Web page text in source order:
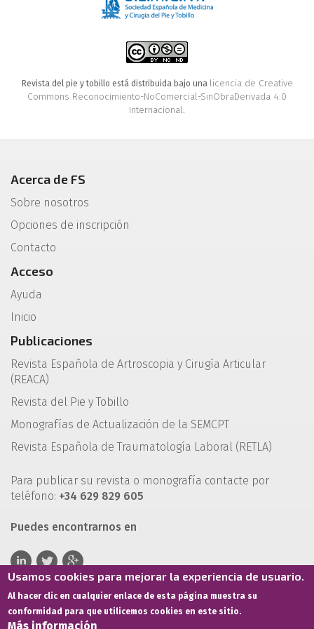
Revista del pie y tobillo está distribuida bajo una licencia de Creative
Commons Reconocimiento-NoComercial-SinObraDerivada 4.0
Internacional.
Acerca de FS
Sobre nosotros
Opciones de inscripción
Contacto
Acceso
Ayuda
Inicio
Publicaciones
Revista Española de Artroscopia y Cirugía Articular
(REACA)
Revista del Pie y Tobillo
Monografías de Actualización de la SEMCPT
Revista Española de Traumatología Laboral (RETLA)
Para publicar su revista o monografía contacte por
teléfono: +34 629 829 605
Puedes encontrarnos en
Usamos cookies para mejorar la experiencia de usuario.
Al hacer clic en cualquier enlace de esta página muestra su
conformidad para que utilicemos cookies en este sitio.
Más información